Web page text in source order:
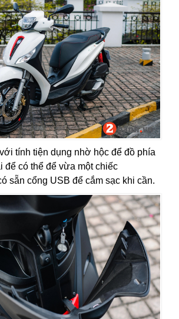
với tính tiện dụng nhờ hộc để đồ phía
để có thể để vừa một chiếc
sẵn cổng USB để cắm sạc khi cần.